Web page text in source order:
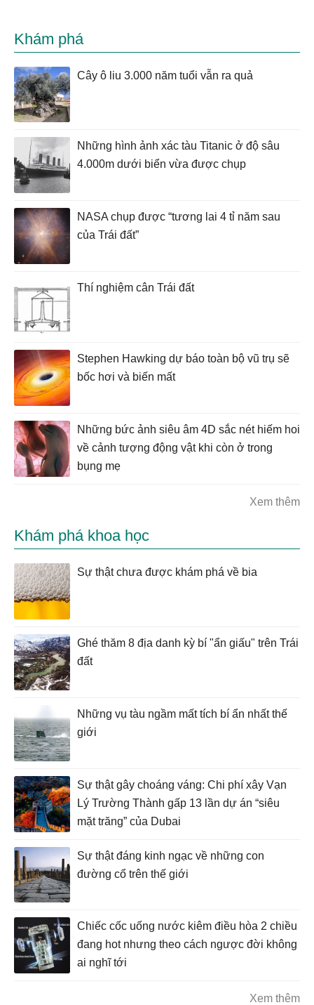
Khám phá
Cây ô liu 3.000 năm tuổi vẫn ra quả
Những hình ảnh xác tàu Titanic ở độ sâu
4.000m dưới biển vừa được chụp
NASA chụp được “tương lai 4 tỉ năm sau
của Trái đất”
Thí nghiệm cân Trái đất
Stephen Hawking dự báo toàn bộ vũ trụ sẽ
bốc hơi và biến mất
Những bức ảnh siêu âm 4D sắc nét hiếm hoi
về cảnh tượng động vật khi còn ở trong
bụng mẹ
Xem thêm
Khám phá khoa học
Sự thật chưa được khám phá về bia
Ghé thăm 8 địa danh kỳ bí "ẩn giấu" trên Trái
đất
Những vụ tàu ngầm mất tích bí ẩn nhất thế
giới
Sự thật gây choáng váng: Chi phí xây Vạn
Lý Trường Thành gấp 13 lần dự án “siêu
mặt trăng” của Dubai
Sự thật đáng kinh ngạc về những con
đường cổ trên thế giới
Chiếc cốc uống nước kiêm điều hòa 2 chiều
đang hot nhưng theo cách ngược đời không
ai nghĩ tới
Xem thêm